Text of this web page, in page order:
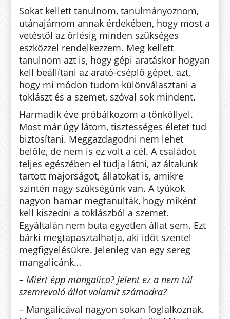
Sokat kellett tanulnom, tanulmányoznom,
utánajárnom annak ér­dekében, hogy most a
vetéstől az őr­lésig minden szükséges
eszközzel rendelkezzem. Meg kellett
tanulnom azt is, hogy gépi aratáskor ho­gyan
kell beállítani az arató-csép­lő gé­pet, azt,
hogy mi módon tudom kü­­lön­választani a
toklászt és a sze­met, szóval sok mindent.
Harmadik éve próbálkozom a tön­köllyel.
Most már úgy látom, tisz­tes­séges életet tud
biztosítani. Meg­gaz­dagodni nem lehet
belőle, de nem is ez volt a cél. A családot
teljes egé­szé­ben el tudja látni, az általunk
tartott majorságot, állatokat is, amikre
szintén nagy szükségünk van. A tyú­kok
nagyon hamar megtanulták, hogy miként
kell kiszedni a toklász­ból a szemet.
Egyáltalán nem buta egyetlen állat sem. Ezt
bárki megtapasztalhatja, aki időt szentel
megfigyelésükre. Jelenleg van egy sereg
mangalicánk…
– Miért épp mangalica? Jelent ez a nem túl
szemrevaló állat valamit szá­modra?
– Mangalicával nagyon sokan fog­lalkoznak.